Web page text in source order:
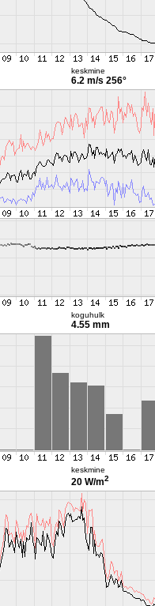
keskmine
6.2 m/s 256°
koguhulk
4.55 mm
keskmine
20 W/m2